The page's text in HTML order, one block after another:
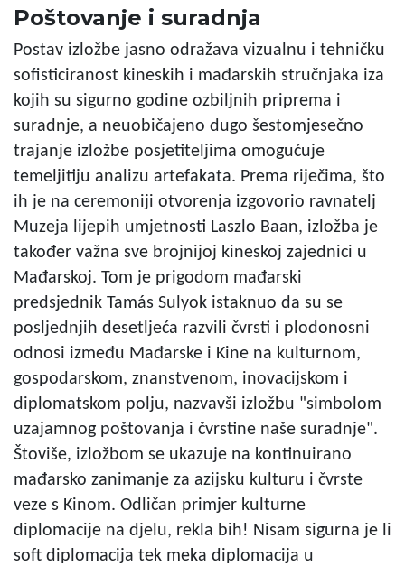
Poštovanje i suradnja
Postav izložbe jasno odražava vizualnu i tehničku
sofisticiranost kineskih i mađarskih stručnjaka iza
kojih su sigurno godine ozbiljnih priprema i
suradnje, a neuobičajeno dugo šestomjesečno
trajanje izložbe posjetiteljima omogućuje
temeljitiju analizu artefakata. Prema riječima, što
ih je na ceremoniji otvorenja izgovorio ravnatelj
Muzeja lijepih umjetnosti Laszlo Baan, izložba je
također važna sve brojnijoj kineskoj zajednici u
Mađarskoj. Tom je prigodom mađarski
predsjednik Tamás Sulyok istaknuo da su se
posljednjih desetljeća razvili čvrsti i plodonosni
odnosi između Mađarske i Kine na kulturnom,
gospodarskom, znanstvenom, inovacijskom i
diplomatskom polju, nazvavši izložbu "simbolom
uzajamnog poštovanja i čvrstine naše suradnje".
Štoviše, izložbom se ukazuje na kontinuirano
mađarsko zanimanje za azijsku kulturu i čvrste
veze s Kinom. Odličan primjer kulturne
diplomacije na djelu, rekla bih! Nisam sigurna je li
soft diplomacija tek meka diplomacija u